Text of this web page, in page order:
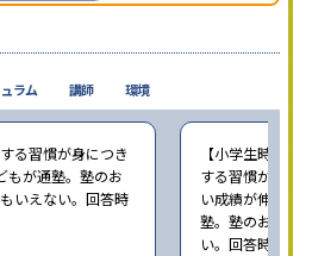
る習慣が身につき
もが通塾。塾のお
いえない。回答時
【小学生時の通
する習慣がつい
い成績が伸びた
塾。塾のおすす
い。回答時期
ラム 講師 環境